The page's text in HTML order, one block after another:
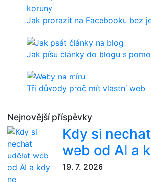
Jak prorazit na Facebooku bez
Jak píšu články do blogu s
Tři důvody proč mít vlastní web
Nejnovější příspěvky
Kdy si
web od AI a
19. 7. 2026